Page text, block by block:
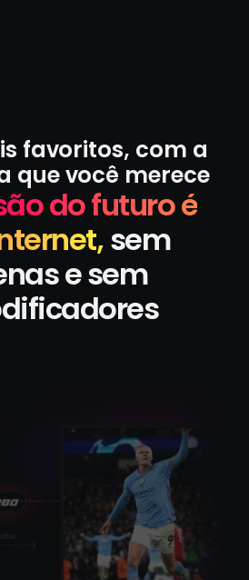
favoritos, com a
que você merece
do futuro é
sem
e sem